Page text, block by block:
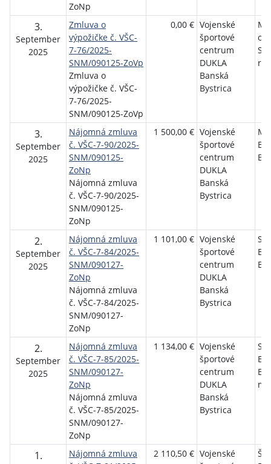
ZoNp
3.
September
2025
Zmluva o
výpožičke č. VŠC-
7-76/2025-
SNM/090125-ZoVp
Zmluva o
výpožičke č. VŠC-
7-76/2025-
SNM/090125-ZoVp
0,00 € Vojenské
športové
centrum
DUKLA
Banská
Bystrica
3.
September
2025
Nájomná zmluva
č. VŠC-7-90/2025-
SNM/090125-
ZoNp
Nájomná zmluva
č. VŠC-7-90/2025-
SNM/090125-
ZoNp
1 500,00 € Vojenské
športové
centrum
DUKLA
Banská
Bystrica
2.
September
2025
Nájomná zmluva
č. VŠC-7-84/2025-
SNM/090127-
ZoNp
Nájomná zmluva
č. VŠC-7-84/2025-
SNM/090127-
ZoNp
1 101,00 € Vojenské
športové
centrum
DUKLA
Banská
Bystrica
2.
September
2025
Nájomná zmluva
č. VŠC-7-85/2025-
SNM/090127-
ZoNp
Nájomná zmluva
č. VŠC-7-85/2025-
SNM/090127-
ZoNp
1 134,00 € Vojenské
športové
centrum
DUKLA
Banská
Bystrica
1.
Nájomná zmluva
2 110,50 € Vojenské
ŠK